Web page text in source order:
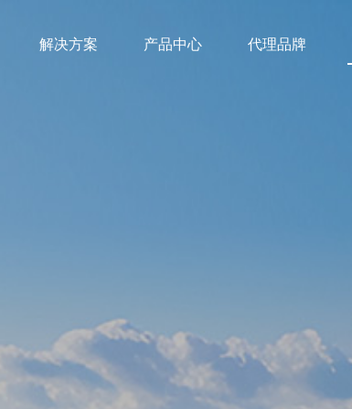
解决方案 产品中心 代理品牌